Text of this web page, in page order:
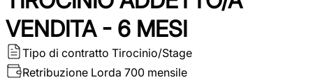
VENDITA - 6 MESI
Tipo di contratto Tirocinio/Stage
Retribuzione Lorda 700 mensile